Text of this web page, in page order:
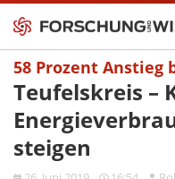
58 Prozent Anstieg
Teufelskreis –
steigen